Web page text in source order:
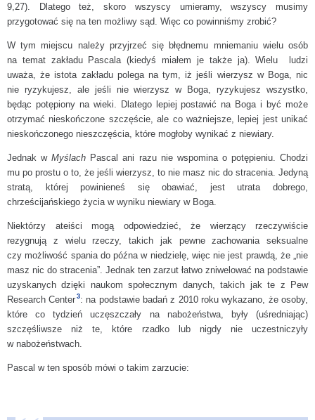
9,27). Dlatego też, skoro wszyscy umieramy, wszyscy musimy
przygotować się na ten możliwy sąd. Więc co powinniśmy zrobić?
W tym miejscu należy przyjrzeć się błędnemu mniemaniu wielu osób
na temat zakładu Pascala (kiedyś miałem je także ja). Wielu ludzi
uważa, że istota zakładu polega na tym, iż jeśli wierzysz w Boga, nic
nie ryzykujesz, ale jeśli nie wierzysz w Boga, ryzykujesz wszystko,
będąc potępiony na wieki. Dlatego lepiej postawić na Boga i być może
otrzymać nieskończone szczęście, ale co ważniejsze, lepiej jest unikać
nieskończonego nieszczęścia, które mogłoby wynikać z niewiary.
Jednak wMyślach Pascal ani razu nie wspomina o potępieniu. Chodzi
mu po prostu o to, że jeśli wierzysz, to nie masz nic do stracenia. Jedyną
stratą, której powinieneś się obawiać, jest utrata dobrego,
chrześcijańskiego życia w wyniku niewiary w Boga.
Niektórzy ateiści mogą odpowiedzieć, że wierzący rzeczywiście
rezygnują z wielu rzeczy, takich jak pewne zachowania seksualne
czy możliwość spania do późna w niedzielę, więc nie jest prawdą, że „nie
masz nic do stracenia”. Jednak ten zarzut łatwo zniwelować na podstawie
uzyskanych dzięki naukom społecznym danych, takich jak te z Pew
Research Center 3: na podstawie badań z 2010 roku wykazano, że osoby,
które co tydzień uczęszczały na nabożeństwa, były (uśredniając)
szczęśliwsze niż te, które rzadko lub nigdy nie uczestniczyły
w nabożeństwach.
Pascal w ten sposób mówi o takim zarzucie: